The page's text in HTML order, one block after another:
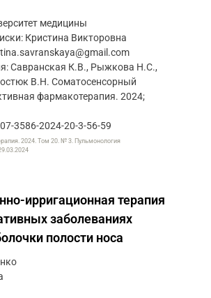
медицины
Кристина Викторовна
Caврaнскaя К.В., Рыжкова Н.С.,
В.Н. Соматосенсорный
фармакотерапия. 2024;
3586-2024-20-3-56-59
2024. Том 20. № 3. Пульмонология
ирригационная терапия
заболеваниях
полости носа